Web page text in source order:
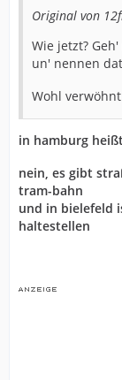
Original von
Wie jetzt?
un' nennen
Wohl
in hamburg
nein, es gibt
tram-bahn
und in bielefeld
haltestellen